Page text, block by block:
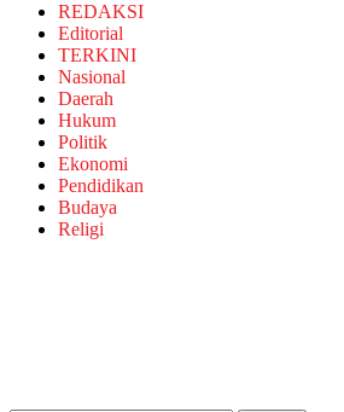
REDAKSI
Editorial
TERKINI
Nasional
Daerah
Hukum
Politik
Ekonomi
Pendidikan
Budaya
Religi